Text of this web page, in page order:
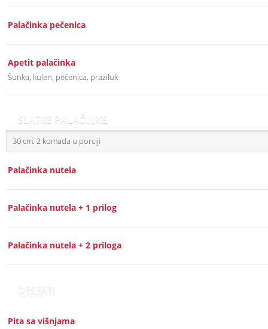
Palačinka pečenica
Apetit palačinka
Šunka, kulen, pečenica, praziluk
SLATKE PALAČINKE
30 cm. 2 komada u porciji
Palačinka nutela
Palačinka nutela + 1 prilog
Palačinka nutela + 2 priloga
DESERTI
Pita sa višnjama